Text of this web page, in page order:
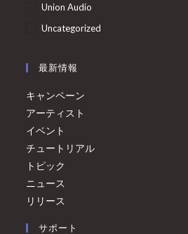
Union Audio
Uncategorized
最新情報
キャンペーン
アーティスト
イベント
チュートリアル
トピック
ニュース
リリース
サポート